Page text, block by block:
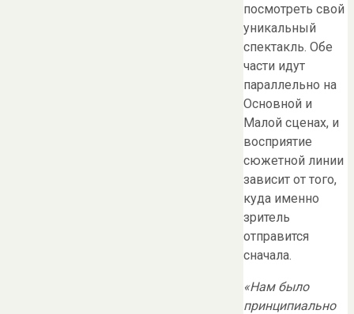
посмотреть свой
уникальный
спектакль. Обе
части идут
параллельно на
Основной и
Малой сценах, и
восприятие
сюжетной линии
зависит от того,
куда именно
зритель
отправится
сначала.
«Нам было
принципиально